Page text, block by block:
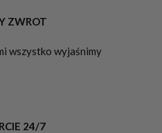
ZWROT
wszystko wyjaśnimy
24/7